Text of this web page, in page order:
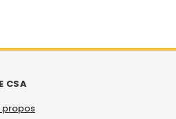
CSA
propos